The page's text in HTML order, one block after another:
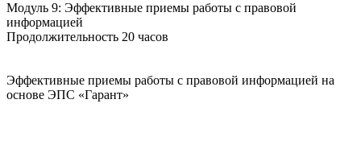
Модуль 9: Эффективные приемы работы с правовой
информацией
Продолжительность 20 часов
Эффективные приемы работы с правовой информацией на
основе ЭПС «Гарант»